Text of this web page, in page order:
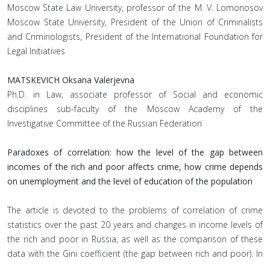
Moscow State Law University, professor of the M. V. Lomonosov
Moscow State University, President of the Union of Criminalists
and Criminologists, President of the International Foundation for
Legal Initiatives
MATSKEVICH Oksana Valerjevna
Ph.D. in Law, associate professor of Social and economic
disciplines sub-faculty of the Moscow Academy of the
Investigative Committee of the Russian Federation
Paradoxes of correlation: how the level of the gap between
incomes of the rich and poor affects crime, how crime depends
on unemployment and the level of education of the population
The article is devoted to the problems of correlation of crime
statistics over the past 20 years and changes in income levels of
the rich and poor in Russia, as well as the comparison of these
data with the Gini coefficient (the gap between rich and poor). In